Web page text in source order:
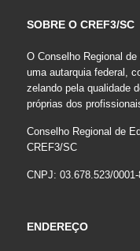
SOBRE O CREF3/SC
O Conselho Regional
uma autarquia federal,
zelando pela qualidade
próprias dos
Conselho Regional de
CREF3/SC
CNPJ: 03.678.523/0001-
ENDEREÇO